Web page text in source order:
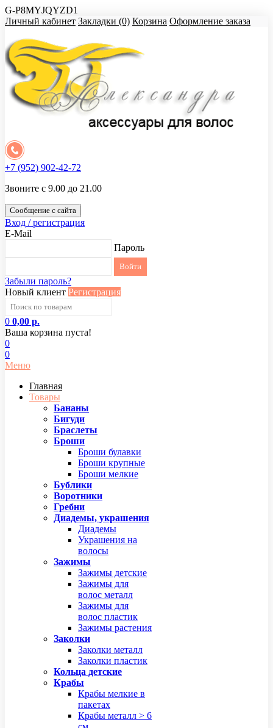
G-P8MYJQYZD1
Личный кабинет Закладки (0) Корзина Оформление заказа
+7 (952) 902-42-72
Звоните с 9.00 до 21.00
Сообщение с сайта
Вход / регистрация
E-Mail
Пароль
Забыли пароль?
Новый клиент Регистрация
0 0,00 р.
Ваша корзина пуста!
0
0
Меню
Главная
Товары
Бананы
Бигуди
Браслеты
Броши
Броши булавки
Броши крупные
Броши мелкие
Бублики
Воротники
Гребни
Диадемы, украшения
Диадемы
Украшения на
волосы
Зажимы
Зажимы детские
Зажимы для
волос металл
Зажимы для
волос пластик
Зажимы растения
Заколки
Заколки металл
Заколки пластик
Кольца детские
Крабы
Крабы мелкие в
пакетах
Крабы металл > 6